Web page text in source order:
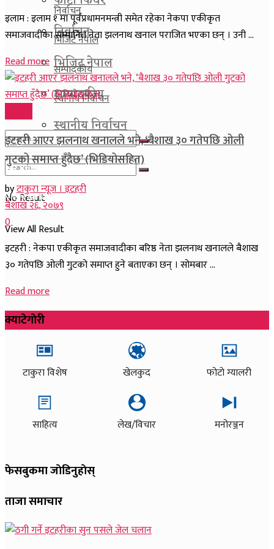
निर्वाचन
भिजिट नेपाल
सम्पादकीय
स्थानीय निर्वाचन
No Result
View All Result
निर्वाचन
भिजिट नेपाल
सम्पादकीय
स्थानीय निर्वाचन
No Result
View All Result
इलाम : इलाम १ मा पूर्वप्रधामनमन्त्री समेत रहेका नेकपा एकीकृत
समाजवादीका सम्मानित नेता झलनाथ खनाल पराजित भएका छन् । उनी ...
Read more
इटहरी आएर झलनाथ खनालले भने, ‘बैशाख ३० गतेपछि ओली
गुटको समाप्त हुँदैछ’ (भिडियोसहित)
byटाकुरा न्यूज । इटहरी
बैशाख २६, २०७९
0
इटहरी : नेकपा एकीकृत समाजवादीका बरिष्ठ नेता झलनाथ खनालले बैशाख
३० गतेपछि ओली गुटको समाप्त हुने बताएका छन् । सोमबार ...
Read more
क्याटेगाेरी
टाकुरा विशेष खेलकुद फोटो ग्यालरी
साहित्य लेख/विचार मनोरञ्जन
फेसबुकमा जाेडिनुहाेस्
ताजा समाचार